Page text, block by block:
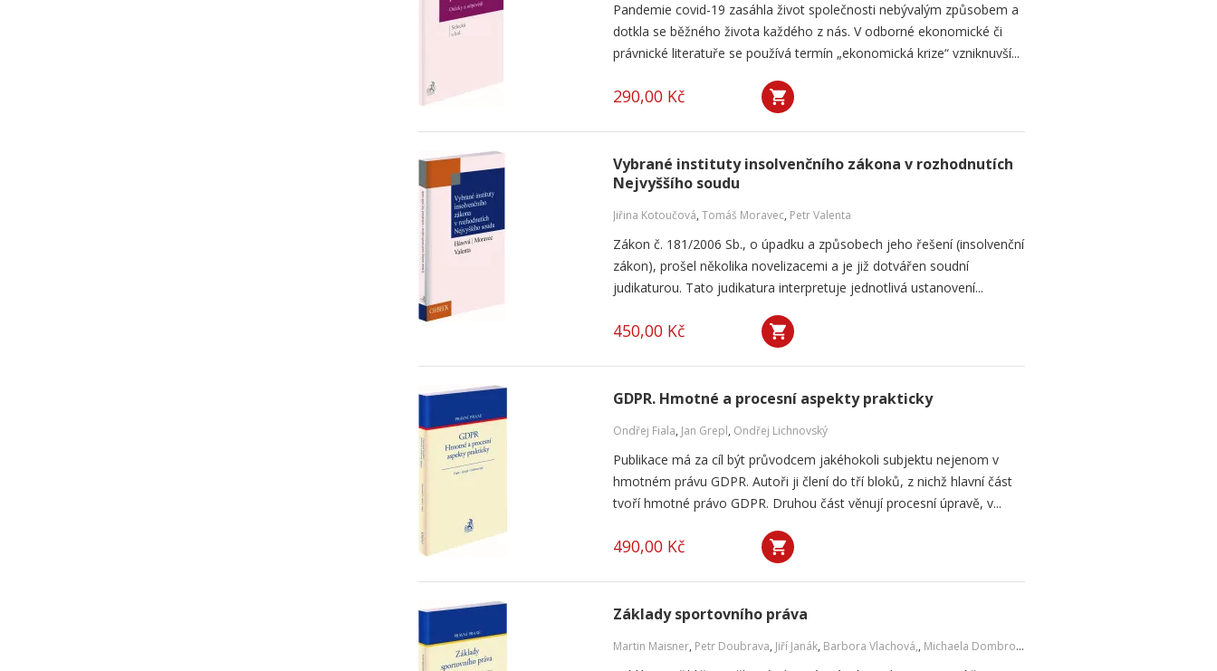
Pandemie covid-19 zasáhla život společnosti nebývalým způsobem a
dotkla se běžného života každého z nás. V odborné ekonomické či
právnické literatuře se používá termín „ekonomická krize“ vzniknuvší...
290,00 Kč
Vybrané instituty insolvenčního zákona v rozhodnutích
Nejvyššího soudu
Jiřina Kotoučová, Tomáš Moravec, Petr Valenta
Zákon č. 181/2006 Sb., o úpadku a způsobech jeho řešení (insolvenční
zákon), prošel několika novelizacemi a je již dotvářen soudní
judikaturou. Tato judikatura interpretuje jednotlivá ustanovení...
450,00 Kč
GDPR. Hmotné a procesní aspekty prakticky
Ondřej Fiala, Jan Grepl, Ondřej Lichnovský
Publikace má za cíl být průvodcem jakéhokoli subjektu nejenom v
hmotném právu GDPR. Autoři ji člení do tří bloků, z nichž hlavní část
tvoří hmotné právo GDPR. Druhou část věnují procesní úpravě, v...
490,00 Kč
Základy sportovního práva
Martin Maisner, Petr Doubrava, Jiří Janák, Barbora Vlachová,, Michaela Dombrovská